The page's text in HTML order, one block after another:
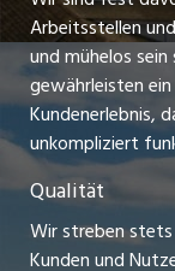
Arbeitgeber
Jobline
radio24.ch
toxic.fm
telezüri.ch
chmedia.ch
Arbeitsstellen
und mühelos
gewährleisten
Kundenerlebnis,
unkompliziert
Qualität
Wir streben
Kunden und